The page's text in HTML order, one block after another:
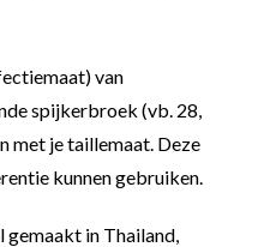
van
spijkerbroek (vb. 28,
met je taillemaat. Deze
kunnen gebruiken.
in Thailand,